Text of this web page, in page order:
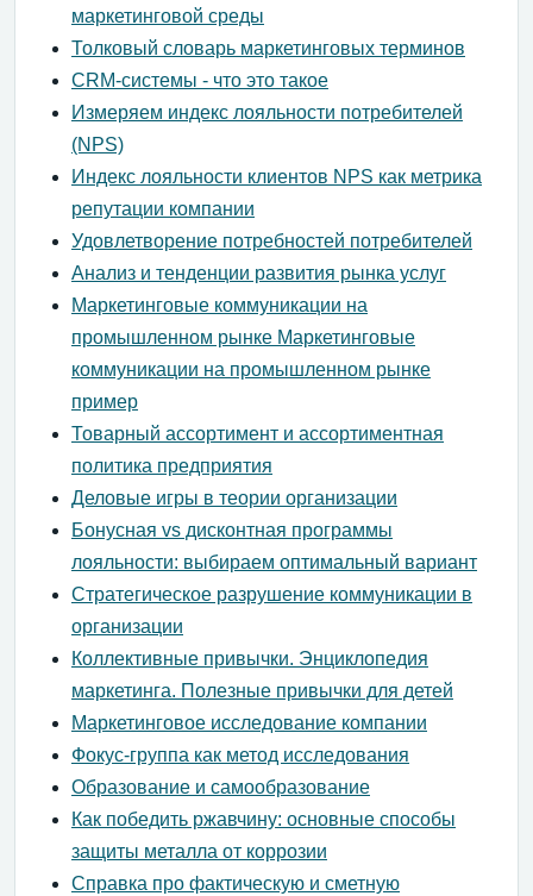
маркетинговой среды
Толковый словарь маркетинговых терминов
CRM-системы - что это такое
Измеряем индекс лояльности потребителей
(NPS)
Индекс лояльности клиентов NPS как метрика
репутации компании
Удовлетворение потребностей потребителей
Анализ и тенденции развития рынка услуг
Маркетинговые коммуникации на
промышленном рынке Маркетинговые
коммуникации на промышленном рынке
пример
Товарный ассортимент и ассортиментная
политика предприятия
Деловые игры в теории организации
Бонусная vs дисконтная программы
лояльности: выбираем оптимальный вариант
Стратегическое разрушение коммуникации в
организации
Коллективные привычки. Энциклопедия
маркетинга. Полезные привычки для детей
Маркетинговое исследование компании
Фокус-группа как метод исследования
Образование и самообразование
Как победить ржавчину: основные способы
защиты металла от коррозии
Справка про фактическую и сметную